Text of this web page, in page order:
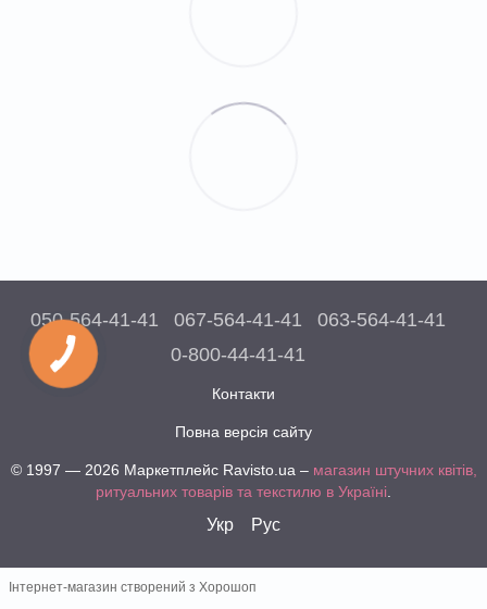
050-564-41-41 067-564-41-41
063-564-41-41
0-800-44-41-41
Контакти
Повна версія сайту
© 1997 — 2026 Маркетплейс Ravisto.ua – магазин штучних квітів,
ритуальних товарів та текстилю в Україні
Укр Рус
Інтернет-магазин створений з Хорошоп